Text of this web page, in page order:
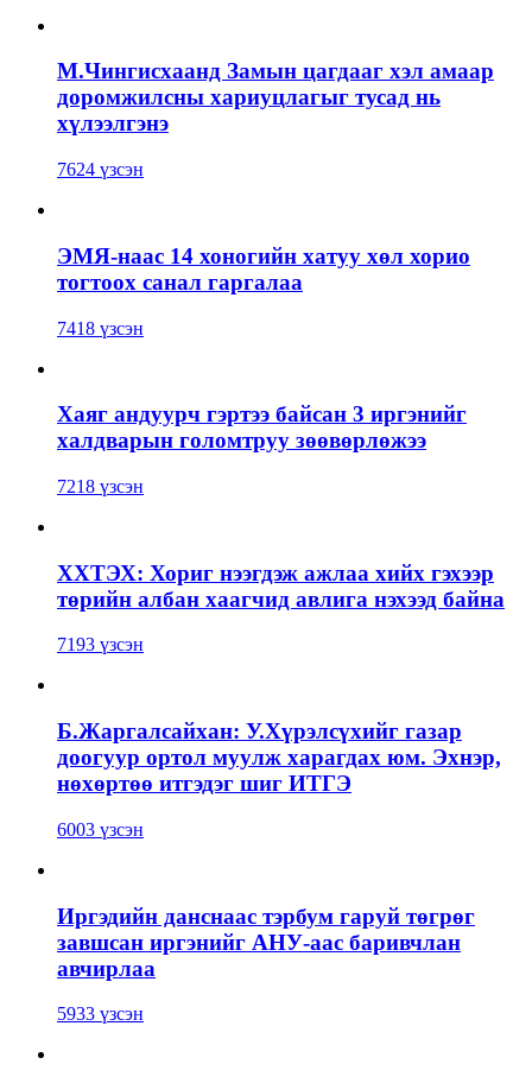
М.Чингисхаанд Замын цагдааг хэл амаар
доромжилсны хариуцлагыг тусад нь
хүлээлгэнэ
7624 үзсэн
ЭМЯ-наас 14 хоногийн хатуу хөл хорио
тогтоох санал гаргалаа
7418 үзсэн
Хаяг андуурч гэртээ байсан 3 иргэнийг
халдварын голомтруу зөөвөрлөжээ
7218 үзсэн
ХХТЭХ: Хориг нээгдэж ажлаа хийх гэхээр
төрийн албан хаагчид авлига нэхээд байна
7193 үзсэн
Б.Жаргалсайхан: У.Хүрэлсүхийг газар
доогуур ортол муулж харагдах юм. Эхнэр,
нөхөртөө итгэдэг шиг ИТГЭ
6003 үзсэн
Иргэдийн данснаас тэрбум гаруй төгрөг
завшсан иргэнийг АНУ-аас баривчлан
авчирлаа
5933 үзсэн